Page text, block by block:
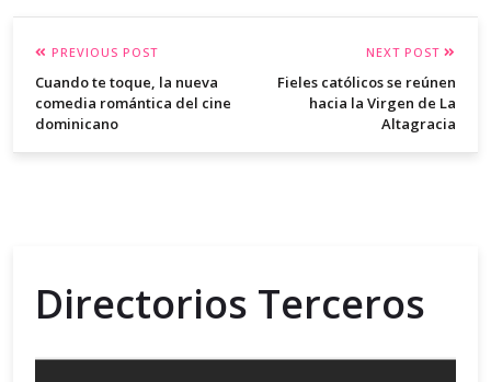
PREVIOUS POST
Cuando te toque, la nueva
comedia romántica del cine
dominicano
NEXT POST
Fieles católicos se reúnen
hacia la Virgen de La
Altagracia
Directorios Terceros